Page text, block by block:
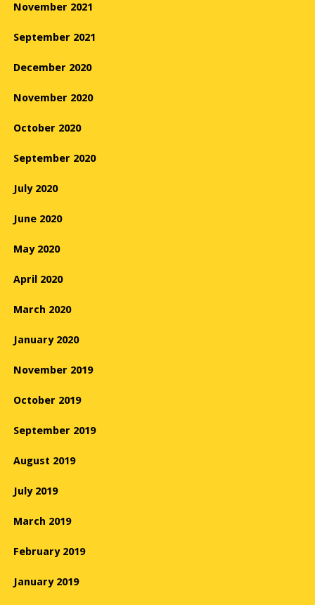
November 2021
September 2021
December 2020
November 2020
October 2020
September 2020
July 2020
June 2020
May 2020
April 2020
March 2020
January 2020
November 2019
October 2019
September 2019
August 2019
July 2019
March 2019
February 2019
January 2019